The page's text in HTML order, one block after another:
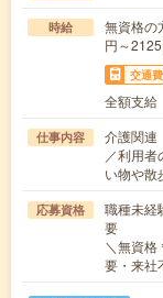
時給
無資格の
円～
交通費
全額支給
仕事内容
介護関連
／利用
い物や
応募資格
職種未経
要
＼無資
要・来